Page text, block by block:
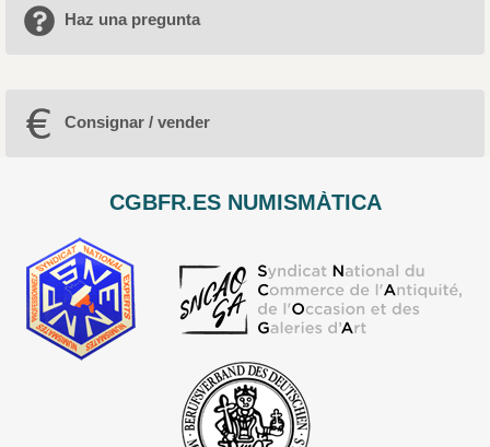
Haz una pregunta
Consignar / vender
CGBFR.ES NUMISMÀTICA